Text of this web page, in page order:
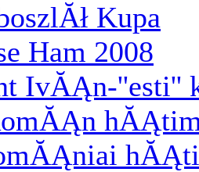
Kupa
Ham 2008
IvĂĄn-